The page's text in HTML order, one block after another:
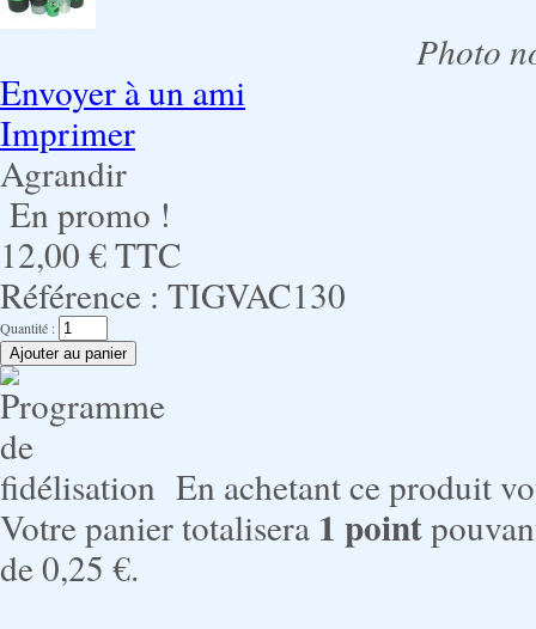
Photo
Envoyer à un ami
Imprimer
Agrandir
En promo !
12,00 €TTC
Référence : TIGVAC130
Quantité :
En achetant ce produit
Votre panier totalisera 1 point
de0,25 €.